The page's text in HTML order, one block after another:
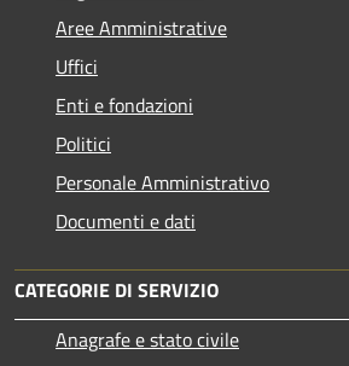
Aree Amministrative
Uffici
Enti e fondazioni
Politici
Personale Amministrativo
Documenti e dati
CATEGORIE DI SERVIZIO
Anagrafe e stato civile